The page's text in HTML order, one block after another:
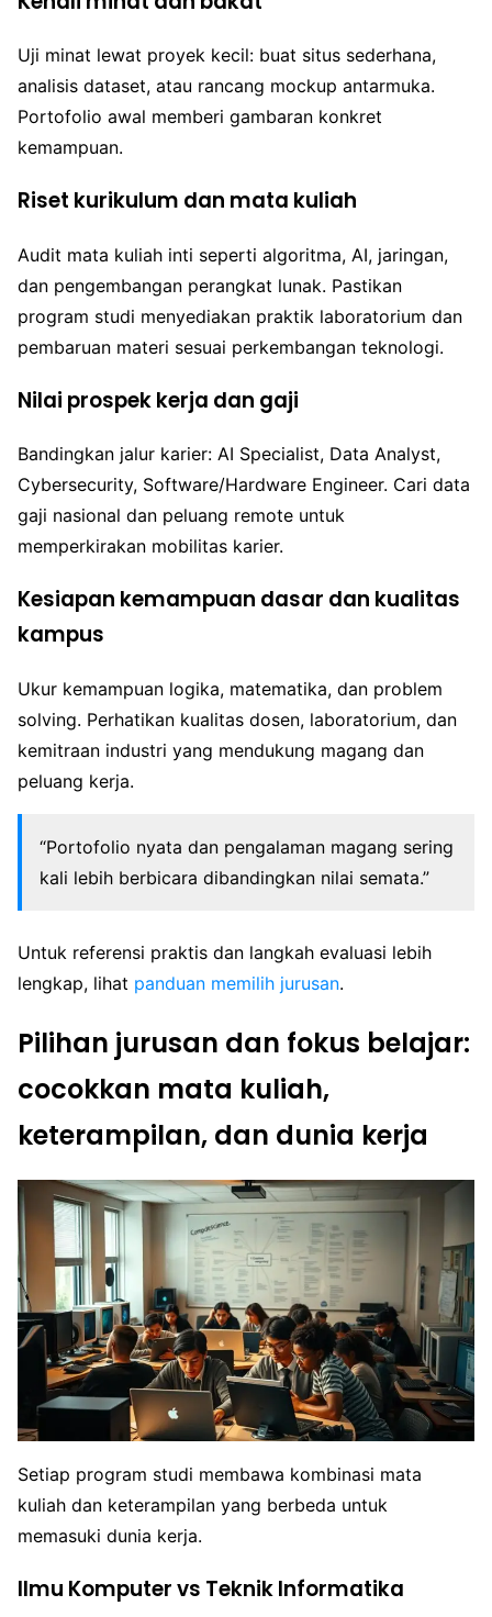
Uji minat lewat proyek kecil: buat situs sederhana,
analisis dataset, atau rancang mockup antarmuka.
Portofolio awal memberi gambaran konkret
kemampuan.
Riset kurikulum dan mata kuliah
Audit mata kuliah inti seperti algoritma, AI, jaringan,
dan pengembangan perangkat lunak. Pastikan
program studi menyediakan praktik laboratorium dan
pembaruan materi sesuai perkembangan teknologi.
Nilai prospek kerja dan gaji
Bandingkan jalur karier: AI Specialist, Data Analyst,
Cybersecurity, Software/Hardware Engineer. Cari data
gaji nasional dan peluang remote untuk
memperkirakan mobilitas karier.
Kesiapan kemampuan dasar dan kualitas
kampus
Ukur kemampuan logika, matematika, dan problem
solving. Perhatikan kualitas dosen, laboratorium, dan
kemitraan industri yang mendukung magang dan
peluang kerja.
“Portofolio nyata dan pengalaman magang sering
kali lebih berbicara dibandingkan nilai semata.”
Untuk referensi praktis dan langkah evaluasi lebih
lengkap, lihat panduan memilih jurusan.
Pilihan jurusan dan fokus belajar:
cocokkan mata kuliah,
keterampilan, dan dunia kerja
Setiap program studi membawa kombinasi mata
kuliah dan keterampilan yang berbeda untuk
memasuki dunia kerja.
Ilmu Komputer vs Teknik Informatika